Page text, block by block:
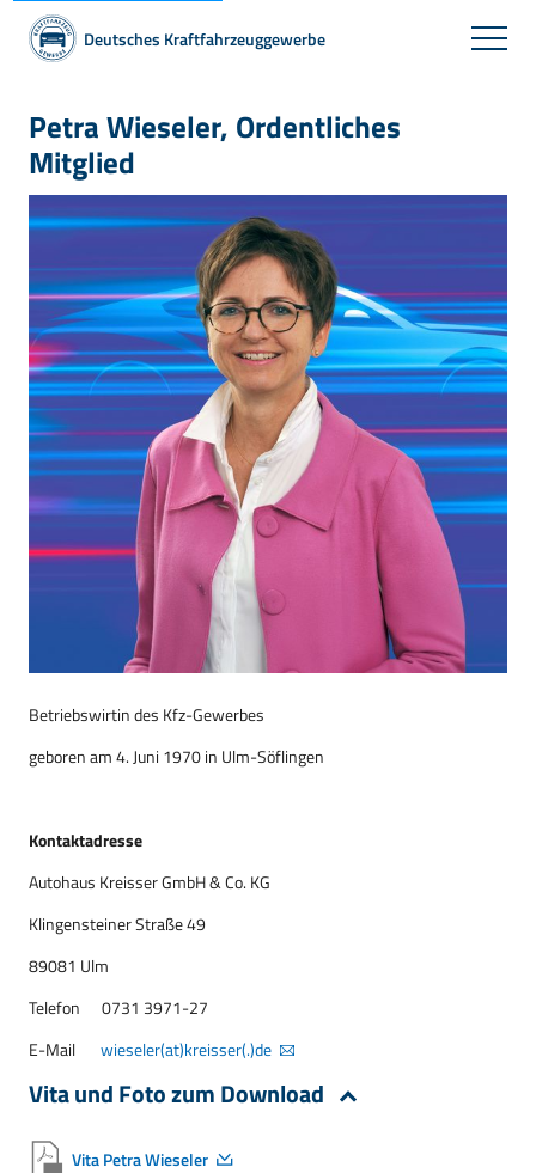
Deutsches Kraftfahrzeuggewerbe
Petra Wieseler, Ordentliches
Mitglied
Betriebswirtin des Kfz-Gewerbes
geboren am 4. Juni 1970 in Ulm-Söflingen
Kontaktadresse
Autohaus Kreisser GmbH & Co. KG
Klingensteiner Straße 49
89081 Ulm
Telefon 0731 3971-27
E-Mail wieseler(at)kreisser(.)de
Vita und Foto zum Download
Vita Petra Wieseler